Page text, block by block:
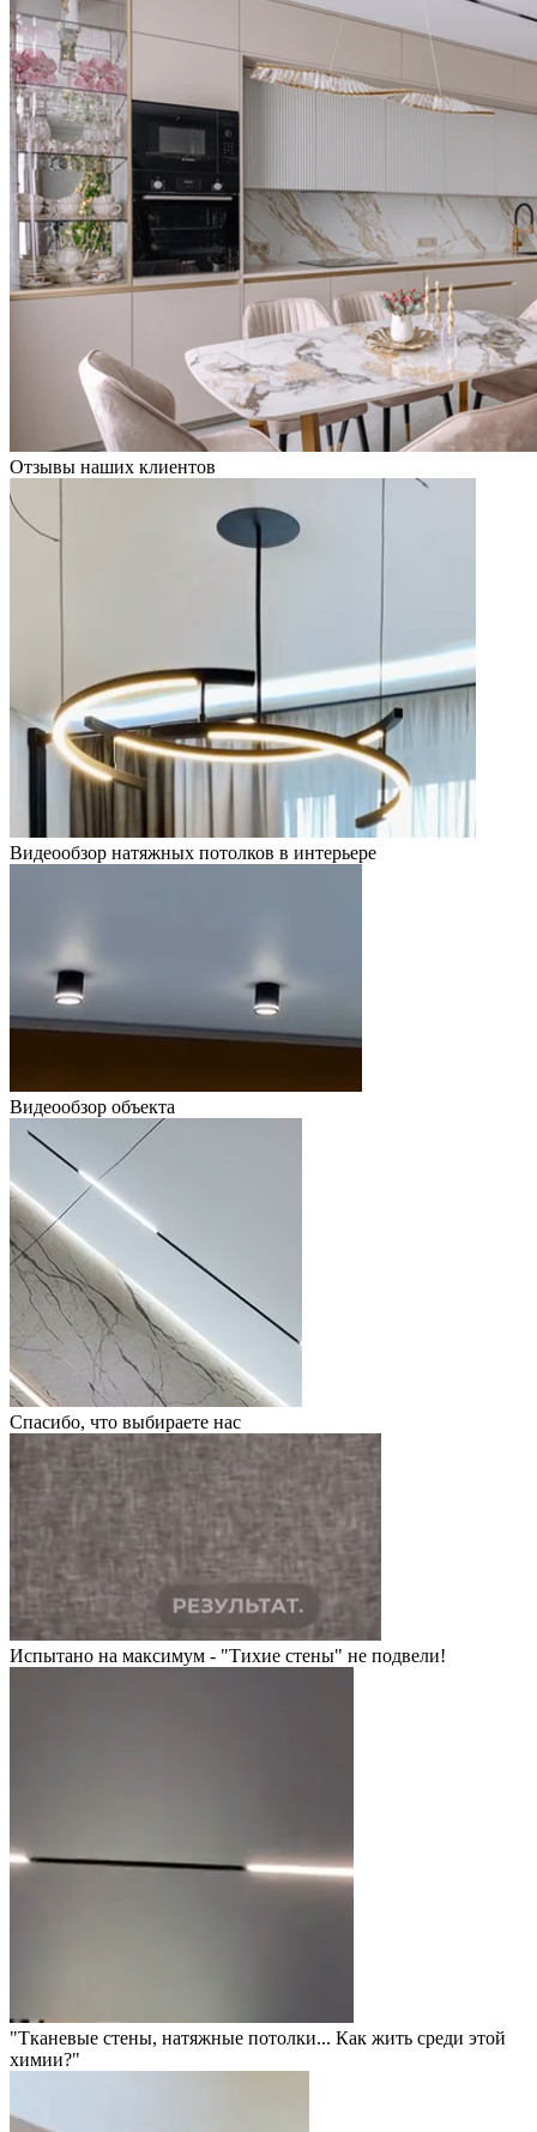
Отзывы наших клиентов
Видеообзор натяжных потолков в интерьере
Видеообзор объекта
Спасибо, что выбираете нас
Испытано на максимум - "Тихие стены" не подвели!
"Тканевые стены, натяжные потолки... Как жить среди этой
химии?"